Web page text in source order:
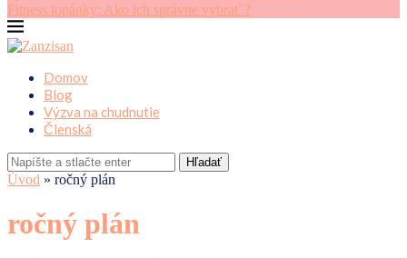
Fitness topánky: Ako ich správne vybrať ?
Domov
Blog
Výzva na chudnutie
Členská
Hľadať
Úvod » ročný plán
ročný plán